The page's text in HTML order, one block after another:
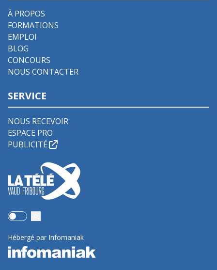
À PROPOS
FORMATIONS
EMPLOI
BLOG
CONCOURS
NOUS CONTACTER
SERVICE
NOUS RECEVOIR
ESPACE PRO
PUBLICITÉ
Use setting
Hébergé par Infomaniak